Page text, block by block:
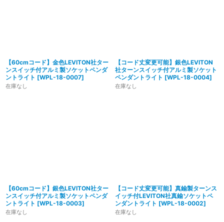
【60cmコード】金色LEVITON社ター
ンスイッチ付アルミ製ソケットペンダ
ントライト [WPL-18-0007]
在庫なし
【コード丈変更可能】銀色LEVITON
社ターンスイッチ付アルミ製ソケット
ペンダントライト [WPL-18-0004]
在庫なし
【60cmコード】銀色LEVITON社ター
ンスイッチ付アルミ製ソケットペンダ
ントライト [WPL-18-0003]
在庫なし
【コード丈変更可能】真鍮製ターンス
イッチ付LEVITON社真鍮ソケットペ
ンダントライト [WPL-18-0002]
在庫なし